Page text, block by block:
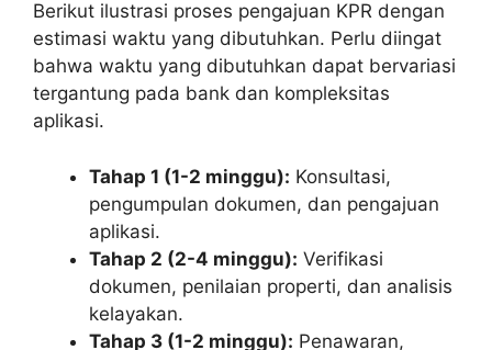
Berikut ilustrasi proses pengajuan KPR dengan
estimasi waktu yang dibutuhkan. Perlu diingat
bahwa waktu yang dibutuhkan dapat bervariasi
tergantung pada bank dan kompleksitas
aplikasi.
Tahap 1 (1-2 minggu): Konsultasi,
pengumpulan dokumen, dan pengajuan
aplikasi.
Tahap 2 (2-4 minggu): Verifikasi
dokumen, penilaian properti, dan analisis
kelayakan.
Tahap 3 (1-2 minggu): Penawaran,